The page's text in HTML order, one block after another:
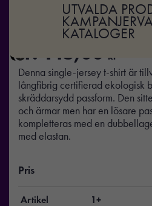
UTVALDA
KAMPANJER
KATALOGER
Luxury Tee
fr. 145,00 kr
Denna single-jersey t-shirt är
långfibrig certifierad ekologisk
skräddarsydd passform. Den
och ärmar men har en lösare
kompletteras med en
med elastan.
Pris
Artikel 1+